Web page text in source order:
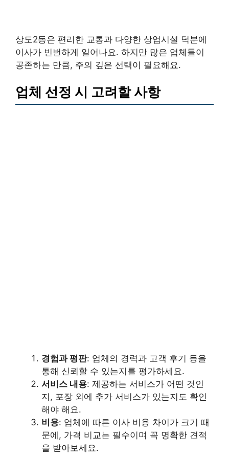
상도2동은 편리한 교통과 다양한 상업시설 덕분에
이사가 빈번하게 일어나요. 하지만 많은 업체들이
공존하는 만큼, 주의 깊은 선택이 필요해요.
업체 선정 시 고려할 사항
경험과 평판: 업체의 경력과 고객 후기 등을
통해 신뢰할 수 있는지를 평가하세요.
서비스 내용: 제공하는 서비스가 어떤 것인
지, 포장 외에 추가 서비스가 있는지도 확인
해야 해요.
비용: 업체에 따른 이사 비용 차이가 크기 때
문에, 가격 비교는 필수이며 꼭 명확한 견적
을 받아보세요.